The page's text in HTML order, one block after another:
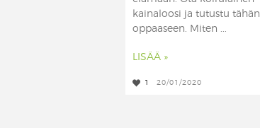
kainaloosi ja tutustu tähän
oppaaseen. Miten ...
LISÄÄ »
1 20/01/2020